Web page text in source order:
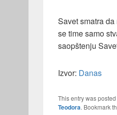
Savet smatra
se time samo
saopštenju
Izvor: Danas
This entry was posted
Teodora. Bookmark